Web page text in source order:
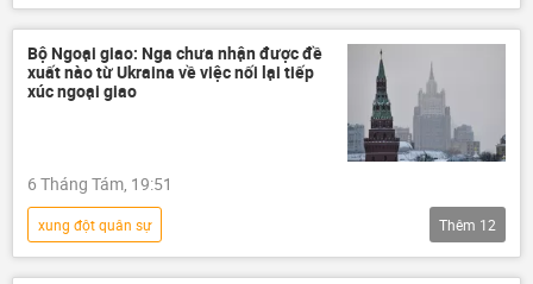
Chiến dịch quân sự đặc biệt tại Ukraina
NATO
Ukraina
Cuộc khủng hoảng ở Ukraina
Chính trị
Romania
chuyên gia
Bộ Ngoại giao: Nga chưa nhận được đề
xuất nào từ Ukraina về việc nối lại tiếp
xúc ngoại giao
6 Tháng Tám, 19:51
xung đột quân sự
Chiến dịch quân sự đặc biệt tại Ukraina
Thêm 12